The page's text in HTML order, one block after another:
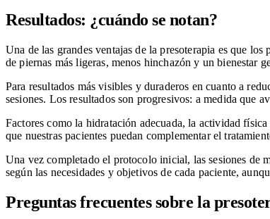
Resultados: ¿cuándo se notan?
Una de las grandes ventajas de la presoterapia es que
de piernas más ligeras, menos hinchazón y un bienestar
Para resultados más visibles y duraderos en cuanto a
sesiones. Los resultados son progresivos: a medida que
Factores como la hidratación adecuada, la actividad
que nuestras pacientes puedan complementar el
Una vez completado el protocolo inicial, las sesiones de
según las necesidades y objetivos de cada paciente,
Preguntas frecuentes sobre la